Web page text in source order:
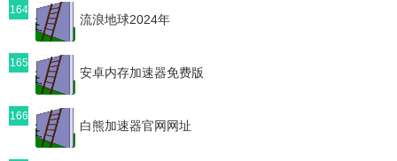
164
流浪地球2024年
165
安卓内存加速器免费版
166
白熊加速器官网网址